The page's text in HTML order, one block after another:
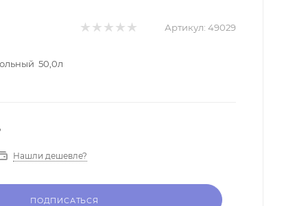
Артикул: 49029
50,0л
Нашли дешевле?
ПОДПИСАТЬСЯ